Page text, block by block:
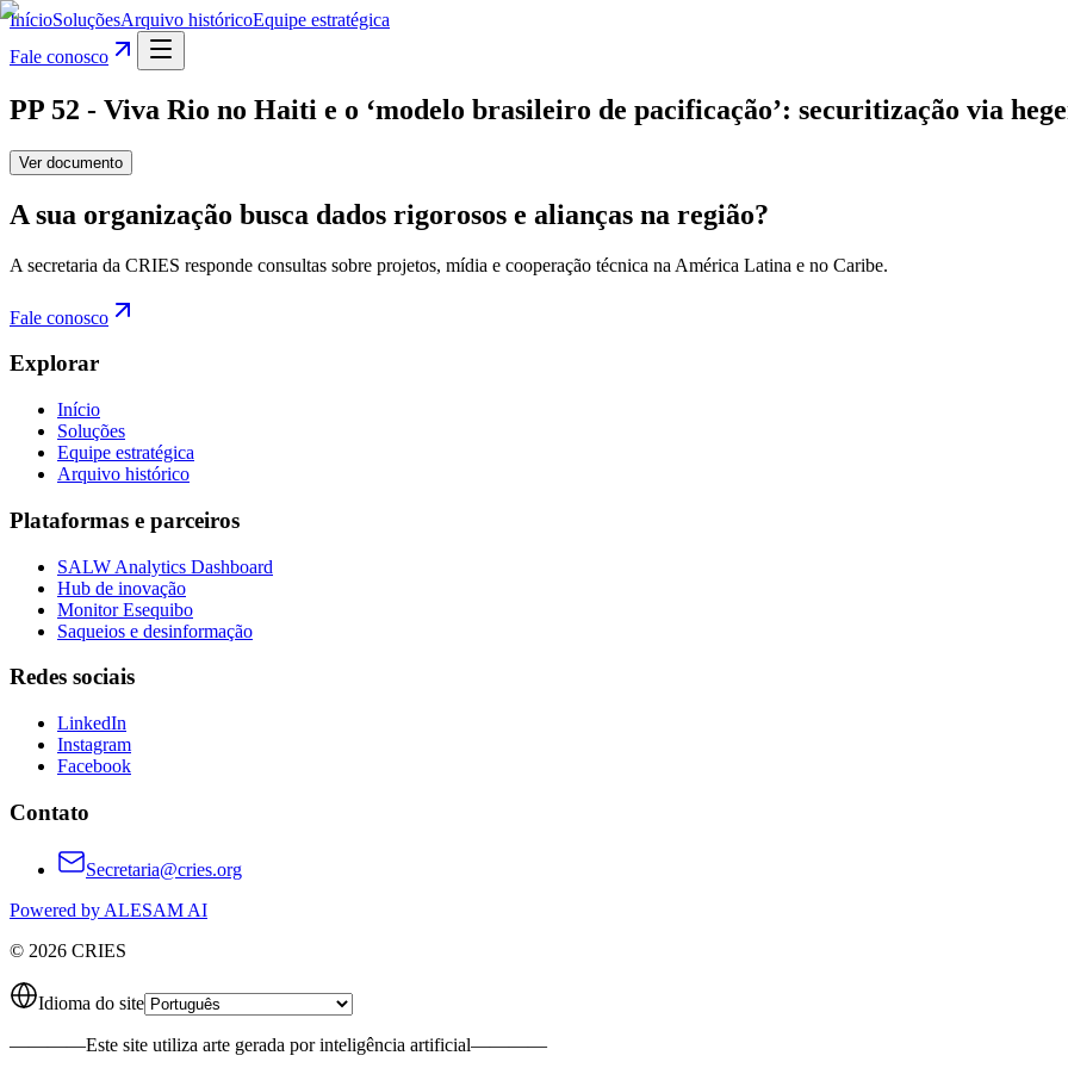
InícioSoluçõesArquivo históricoEquipe estratégica
Fale conosco
PP 52 - Viva Rio no Haiti e o ‘modelo brasileiro de pacificação’: securitização via
Ver documento
A sua organização busca dados rigorosos e alianças na região?
A secretaria da CRIES responde consultas sobre projetos, mídia e cooperação técnica na América Latina e no Caribe.
Fale conosco
Explorar
Início
Soluções
Equipe estratégica
Arquivo histórico
Plataformas e parceiros
SALW Analytics Dashboard
Hub de inovação
Monitor Esequibo
Saqueios e desinformação
Redes sociais
LinkedIn
Instagram
Facebook
Contato
Secretaria@cries.org
Powered by ALESAM AI
© 2026 CRIES
Idioma do site
————Este site utiliza arte gerada por inteligência artificial————